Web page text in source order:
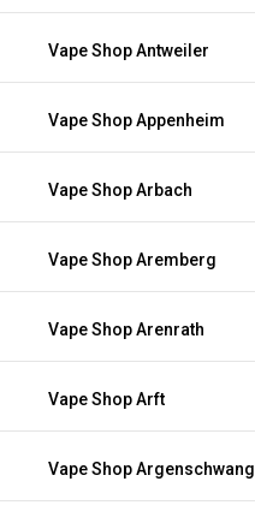
Vape Shop Antweiler
Vape Shop Appenheim
Vape Shop Arbach
Vape Shop Aremberg
Vape Shop Arenrath
Vape Shop Arft
Vape Shop Argenschwang